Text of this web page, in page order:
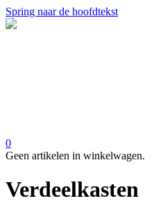
Spring naar de hoofdtekst
0
Geen artikelen in winkelwagen.
Verdeelkasten